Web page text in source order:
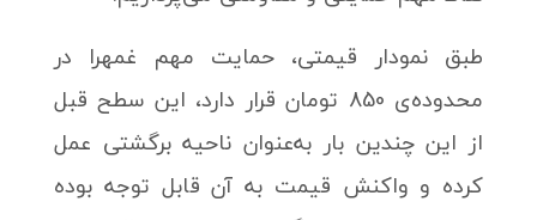
طبق نمودار قیمتی، حمایت مهم غمهرا در
محدوده‌ی 850 تومان قرار دارد، این سطح قبل
از این چندین بار به‌عنوان ناحیه برگشتی عمل
کرده و واکنش قیمت به آن قابل توجه بوده